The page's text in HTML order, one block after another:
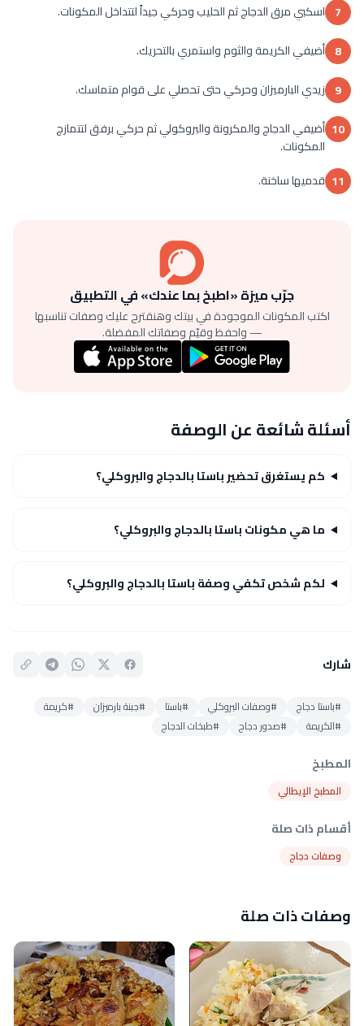
7 اسكبي مرق الدجاج ثم الحليب وحركي جيداً لتتداخل المكونات.
8 أضيفي الكريمة والثوم واستمري بالتحريك.
9 زيدي البارميزان وحركي حتى تحصلي على قوام متماسك.
10 أضيفي الدجاج والمكرونة والبروكولي ثم حركي برفق لتتمازج
المكونات.
11 قدميها ساخنة.
جرّب ميزة «اطبخ بما عندك» في التطبيق
اكتب المكونات الموجودة في بيتك وهنقترح عليك وصفات تناسبها
— واحفظ وقيّم وصفاتك المفضلة.
أسئلة شائعة عن الوصفة
كم يستغرق تحضير باستا بالدجاج والبروكلي؟
ما هي مكونات باستا بالدجاج والبروكلي؟
لكم شخص تكفي وصفة باستا بالدجاج والبروكلي؟
شارك
#باستا دجاج #وصفات البروكلي #باستا #جبنة بارميزان
#كريمة
#الكريمة
#صدور دجاج #طبخات الدجاج
المطبخ
المطبخ الإيطالي
أقسام ذات صلة
وصفات دجاج
وصفات ذات صلة